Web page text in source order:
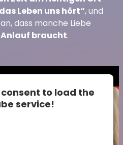
Leben uns hört“, und
dass manche Liebe
braucht.
to load the
service!